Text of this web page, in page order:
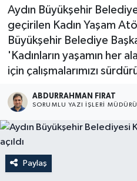
Aydın Büyükşehir
geçirilen Kadın Yaşam
Büyükşehir Belediye
'Kadınların yaşamın her
için çalışmalarımızı
ABDURRAHMAN FIRAT
SORUMLU YAZI İŞLERI MÜDÜRÜ
Paylaş